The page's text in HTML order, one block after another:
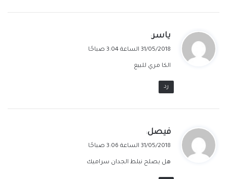
ي
ق
ل
ياسر:
31/05/2018 الساعة 3:04 صباحًا
الكا مري للبيع
رد
ي
ق
ل
فيصل:
31/05/2018 الساعة 3:06 صباحًا
هل يصلح نبلط الجدان سراميك